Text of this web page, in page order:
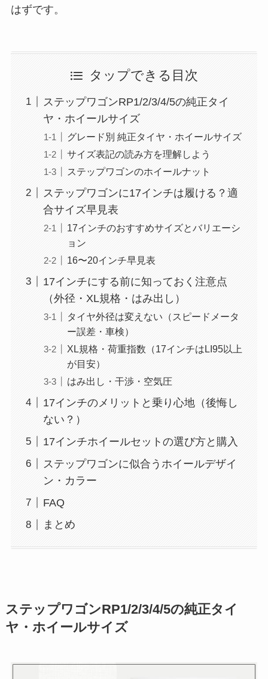
はずです。
タップできる目次
ステップワゴンRP1/2/3/4/5の純正タイ
ヤ・ホイールサイズ
グレード別 純正タイヤ・ホイールサイズ
サイズ表記の読み方を理解しよう
ステップワゴンのホイールナット
ステップワゴンに17インチは履ける？適
合サイズ早見表
17インチのおすすめサイズとバリエーシ
ョン
16〜20インチ早見表
17インチにする前に知っておく注意点
（外径・XL規格・はみ出し）
タイヤ外径は変えない（スピードメータ
ー誤差・車検）
XL規格・荷重指数（17インチはLI95以上
が目安）
はみ出し・干渉・空気圧
17インチのメリットと乗り心地（後悔し
ない？）
17インチホイールセットの選び方と購入
ステップワゴンに似合うホイールデザイ
ン・カラー
FAQ
まとめ
ステップワゴンRP1/2/3/4/5の純正タイ
ヤ・ホイールサイズ